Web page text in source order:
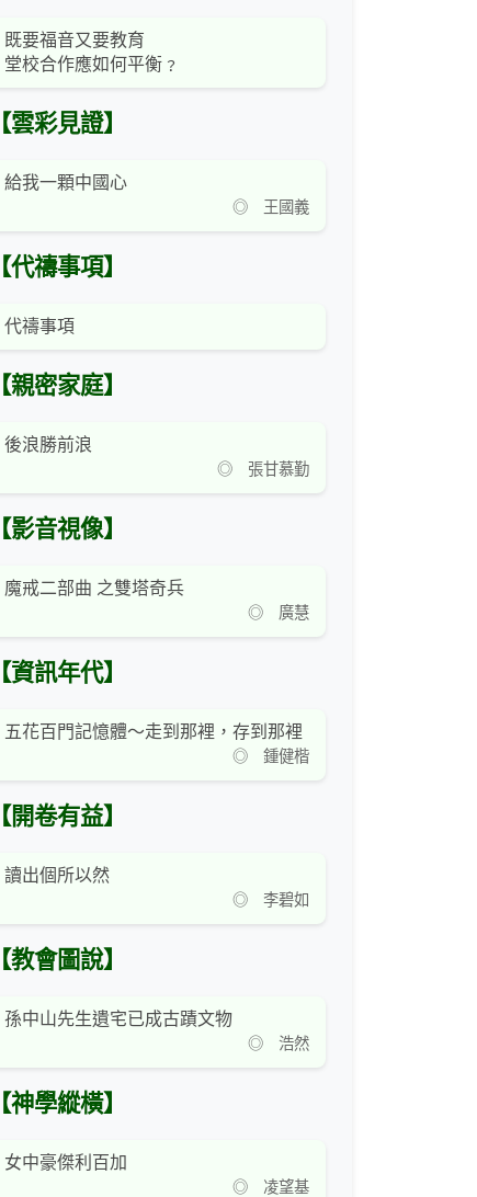
既要福音又要教育
堂校合作應如何平衡﹖
【雲彩見證】
給我一顆中國心
◎ 王國義
【代禱事項】
代禱事項
【親密家庭】
後浪勝前浪
◎ 張甘慕勤
【影音視像】
魔戒二部曲 之雙塔奇兵
◎ 廣慧
【資訊年代】
五花百門記憶體～走到那裡，存到那裡
◎ 鍾健楷
【開卷有益】
讀出個所以然
◎ 李碧如
【教會圖說】
孫中山先生遺宅已成古蹟文物
◎ 浩然
【神學縱橫】
女中豪傑利百加
◎ 凌望基